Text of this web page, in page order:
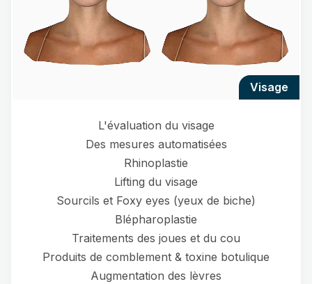
visage
L'évaluation du visage
Des mesures automatisées
Rhinoplastie
Lifting du visage
Sourcils et Foxy eyes (yeux de biche)
Blépharoplastie
Traitements des joues et du cou
Produits de comblement & toxine botulique
Augmentation des lèvres